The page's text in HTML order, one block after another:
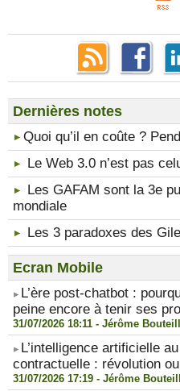
Dernières notes
​Quoi qu’il en coûte ?
Le Web 3.0 n’est pas
Les GAFAM sont la 3e
mondiale
Les 3 paradoxes des
Ecran Mobile
​L’ère post-chatbot :
peine encore à tenir ses
31/07/2026 18:11 - Jérôme
​L’intelligence artificielle
contractuelle : révolution
31/07/2026 17:19 - Jérôme